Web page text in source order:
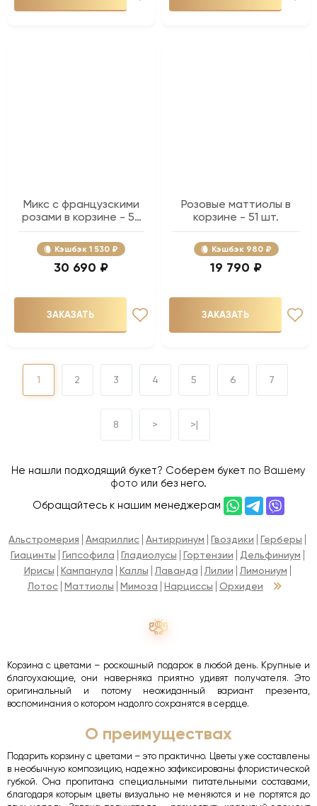
Микс с французскими
розами в корзине - 57
шт.
Кэшбэк 1 530 ₽
30 690 ₽
ЗАКАЗАТЬ
Розовые маттиолы в
корзине - 51 шт.
Кэшбэк 980 ₽
19 790 ₽
ЗАКАЗАТЬ
1 2 3 4 5 6 7
8 > >|
Не нашли подходящий букет? Соберем букет по Вашему
фото или без него.
Обращайтесь к нашим менеджерам
Альстромерия Амариллис Антирринум Гвоздики
Герберы
Гиацинты
Гипсофила Гладиолусы Гортензии
Дельфиниум
Ирисы
Кампанула Каллы Лаванда Лилии
Лимониум
Лотос Маттиолы Мимоза Нарциссы Орхидеи
Корзина с цветами – роскошный подарок в любой день. Крупные и
благоухающие, они наверняка приятно удивят получателя. Это
оригинальный и потому неожиданный вариант презента,
воспоминания о котором надолго сохранятся в сердце.
О преимуществах
Подарить корзину с цветами – это практично. Цветы уже составлены
в необычную композицию, надежно зафиксированы флористической
губкой. Она пропитана специальными питательными составами,
благодаря которым цветы визуально не меняются и не портятся до